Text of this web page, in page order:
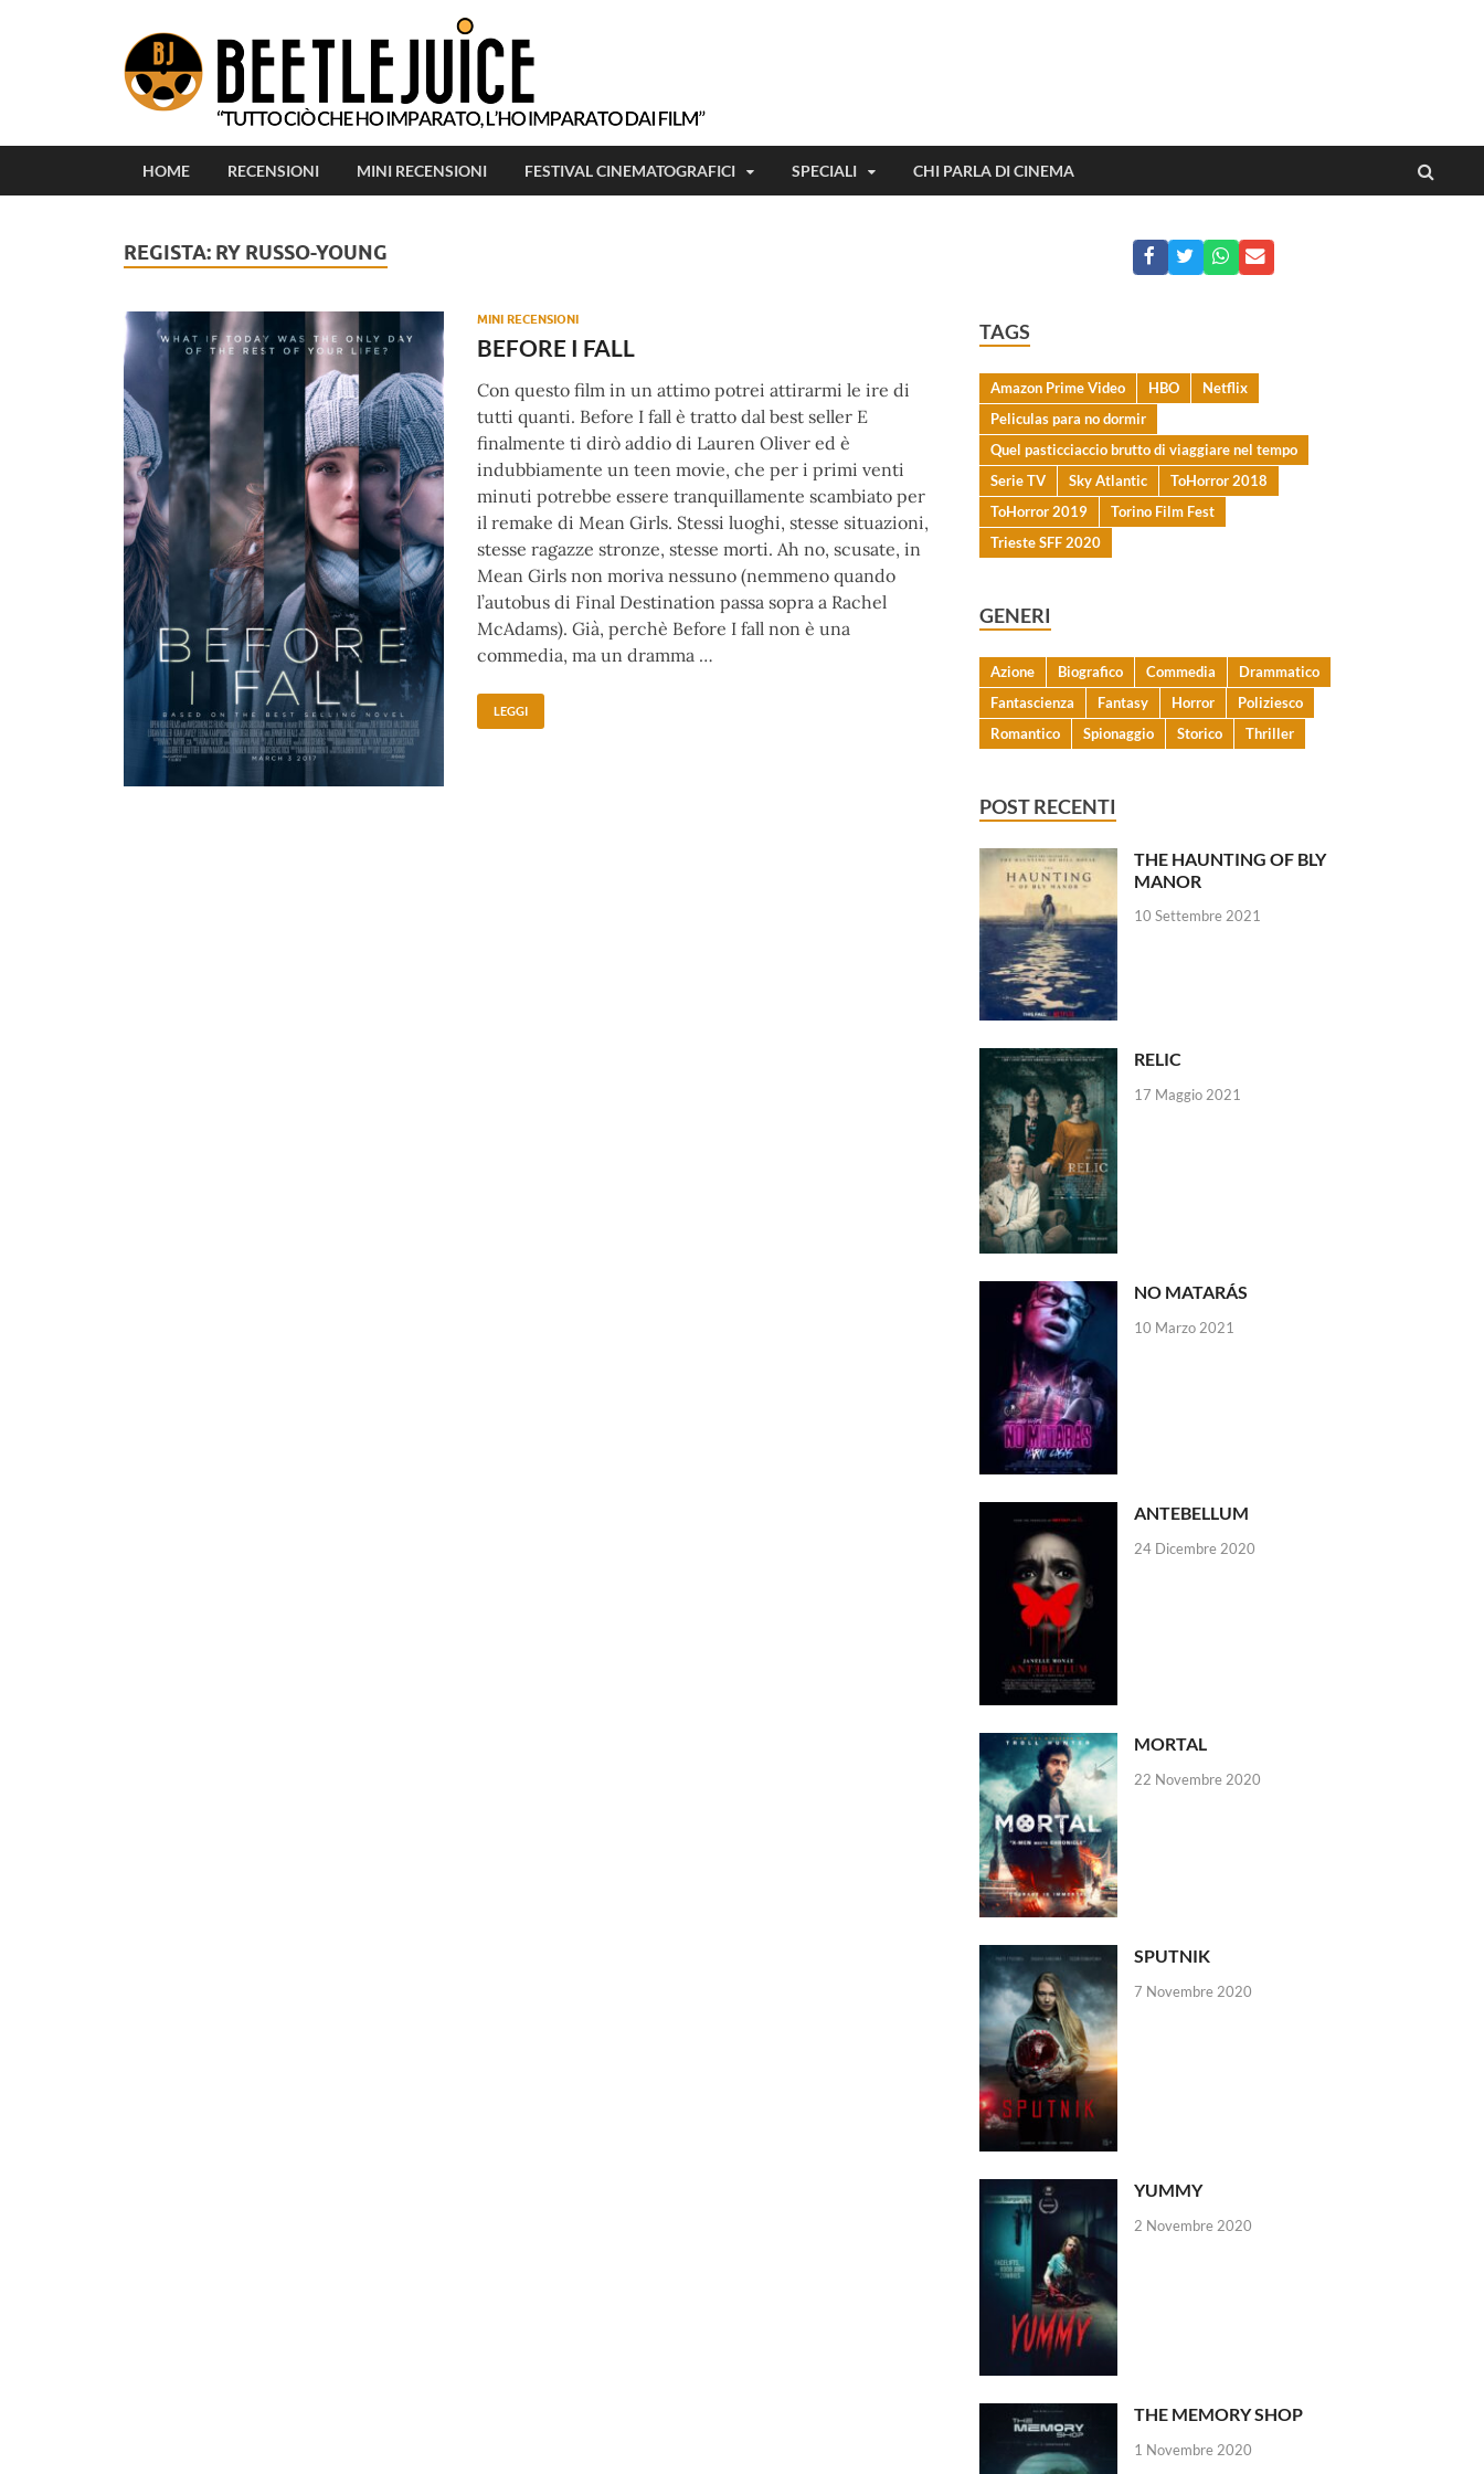
HOME RECENSIONI MINI RECENSIONI FESTIVAL CINEMATOGRAFICI SPECIALI CHI PARLA DI CINEMA
REGISTA: RY RUSSO-YOUNG
MINI RECENSIONI
BEFORE I FALL
Con questo film in un attimo potrei attirarmi le ire di
tutti quanti. Before I fall è tratto dal best seller E
finalmente ti dirò addio di Lauren Oliver ed è
indubbiamente un teen movie, che per i primi venti
minuti potrebbe essere tranquillamente scambiato per
il remake di Mean Girls. Stessi luoghi, stesse situazioni,
stesse ragazze stronze, stesse morti. Ah no, scusate, in
Mean Girls non moriva nessuno (nemmeno quando
l’autobus di Final Destination passa sopra a Rachel
McAdams). Già, perchè Before I fall non è una
commedia, ma un dramma …
LEGGI
TAGS
Amazon Prime Video HBO
Netflix
Peliculas para no dormir
Quel pasticciaccio brutto di viaggiare nel tempo
Serie TV
Sky Atlantic
ToHorror 2018
ToHorror 2019
Torino Film Fest
Trieste SFF 2020
GENERI
Azione Biografico Commedia
Drammatico
Fantascienza
Fantasy Horror
Poliziesco
Romantico
Spionaggio Storico Thriller
POST RECENTI
THE HAUNTING OF BLY
MANOR
10 Settembre 2021
RELIC
17 Maggio 2021
NO MATARÁS
10 Marzo 2021
ANTEBELLUM
24 Dicembre 2020
MORTAL
22 Novembre 2020
SPUTNIK
7 Novembre 2020
YUMMY
2 Novembre 2020
THE MEMORY SHOP
1 Novembre 2020